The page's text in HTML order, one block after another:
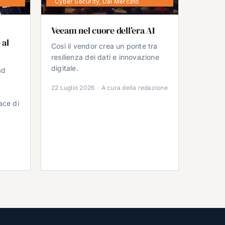
al
di
Veeam nel cuore dell’era AI
Così il vendor crea un ponte tra
resilienza dei dati e innovazione
digitale.
22 Luglio 2026 · A cura della redazione